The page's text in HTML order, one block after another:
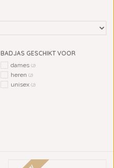
BADJAS GESCHIKT VOOR
dames (2)
heren (2)
unisex (2)